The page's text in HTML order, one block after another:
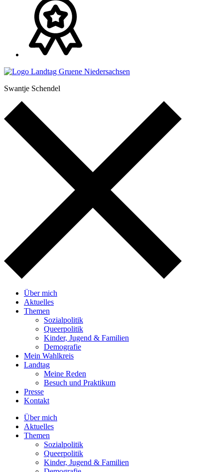
Swantje Schendel
Über mich
Aktuelles
Themen
Sozialpolitik
Queerpolitik
Kinder, Jugend & Familien
Demografie
Mein Wahlkreis
Landtag
Meine Reden
Besuch und Praktikum
Presse
Kontakt
Über mich
Aktuelles
Themen
Sozialpolitik
Queerpolitik
Kinder, Jugend & Familien